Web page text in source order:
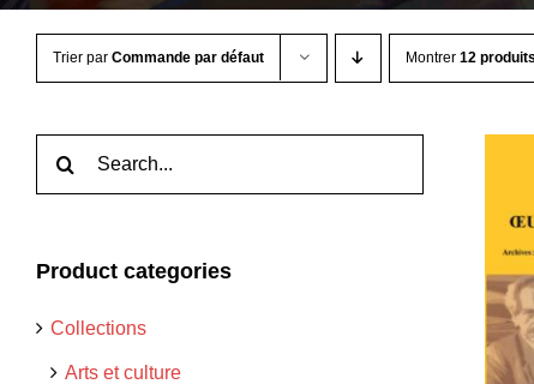
Trier par Commande par défaut Montrer 12 produits
Product categories
Collections
Arts et culture